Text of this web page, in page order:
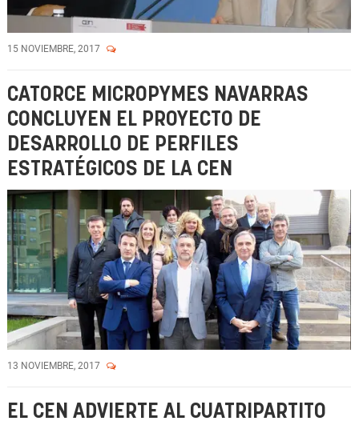
15 NOVIEMBRE, 2017
CATORCE MICROPYMES NAVARRAS
CONCLUYEN EL PROYECTO DE
DESARROLLO DE PERFILES
ESTRATÉGICOS DE LA CEN
13 NOVIEMBRE, 2017
EL CEN ADVIERTE AL CUATRIPARTITO